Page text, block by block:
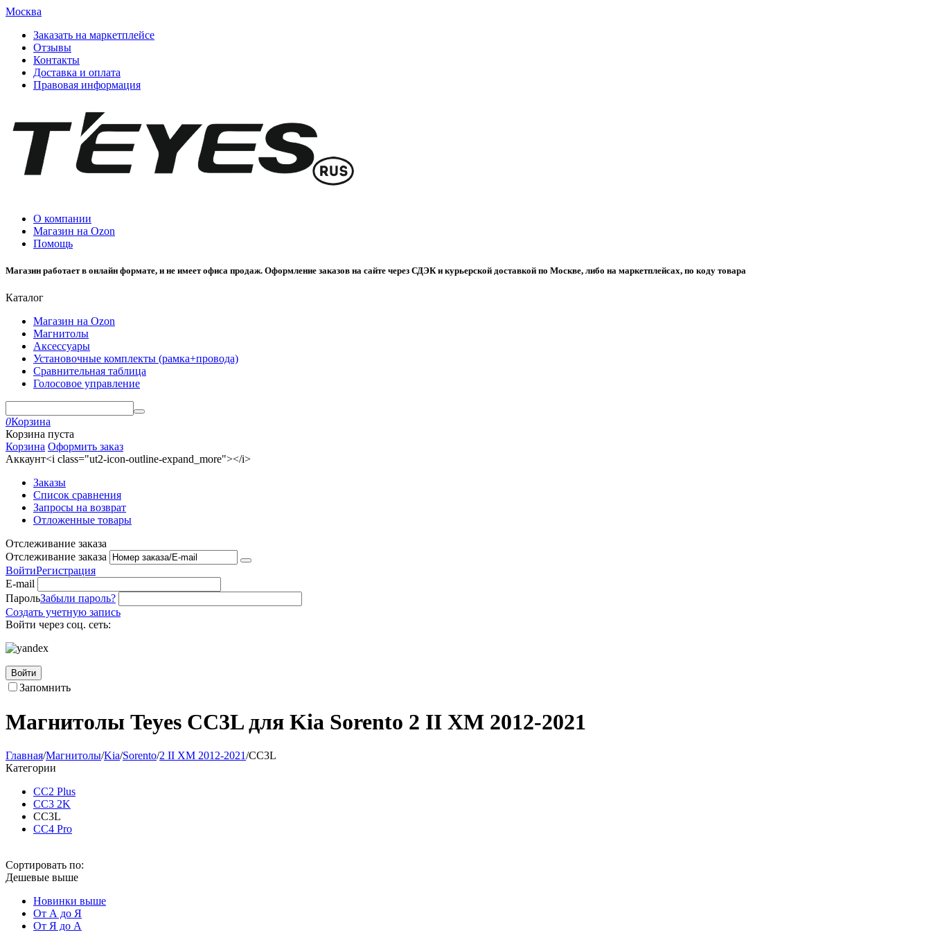
Москва
Заказать на маркетплейсе
Отзывы
Контакты
Доставка и оплата
Правовая информация
О компании
Магазин на Ozon
Помощь
Магазин работает в онлайн формате, и не имеет офиса продаж. Оформление заказов на сайте через СДЭК и курьерской доставкой по Москве, либо на маркетплейсах, по коду товара
Каталог
Магазин на Ozon
Магнитолы
Аксессуары
Установочные комплекты (рамка+провода)
Сравнительная таблица
Голосовое управление
0Корзина
Корзина пуста
Корзина Оформить заказ
Аккаунт<i class="ut2-icon-outline-expand_more"></i>
Заказы
Список сравнения
Запросы на возврат
Отложенные товары
Отслеживание заказа
Отслеживание заказа
ВойтиРегистрация
E-mail
ПарольЗабыли пароль?
Создать учетную запись
Войти через соц. сеть:
Войти
Запомнить
Магнитолы Teyes CC3L для Kia Sorento 2 II XM 2012-2021
Главная/Магнитолы/Kia/Sorento/2 II XM 2012-2021/CC3L
Категории
CC2 Plus
CC3 2K
CC3L
CC4 Pro
Сортировать по:
Дешевые выше
Новинки выше
От А до Я
От Я до А